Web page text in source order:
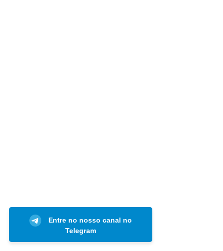
Entre no nosso canal no
Telegram